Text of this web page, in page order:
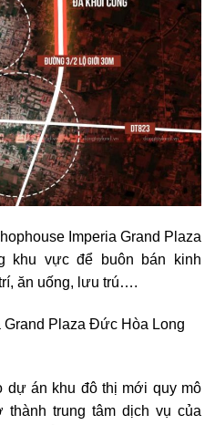
Imperia Grand Plaza
khu vực để buôn bán kinh
ăn uống, lưu trú….
Grand Plaza Đức Hòa Long
dự án khu đô thị mới quy mô
thành trung tâm dịch vụ của